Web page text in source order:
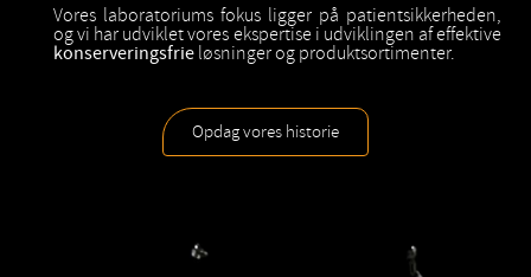
Vores laboratoriums fokus ligger på patientsikkerheden,
og vi har udviklet vores ekspertise i udviklingen af effektive
konserveringsfrie løsninger og produktsortimenter.
Opdag vores historie